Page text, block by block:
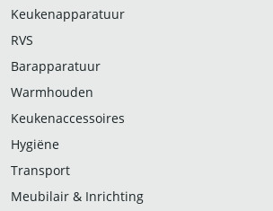
Keukenapparatuur
RVS
Barapparatuur
Warmhouden
Keukenaccessoires
Hygiëne
Transport
Meubilair & Inrichting